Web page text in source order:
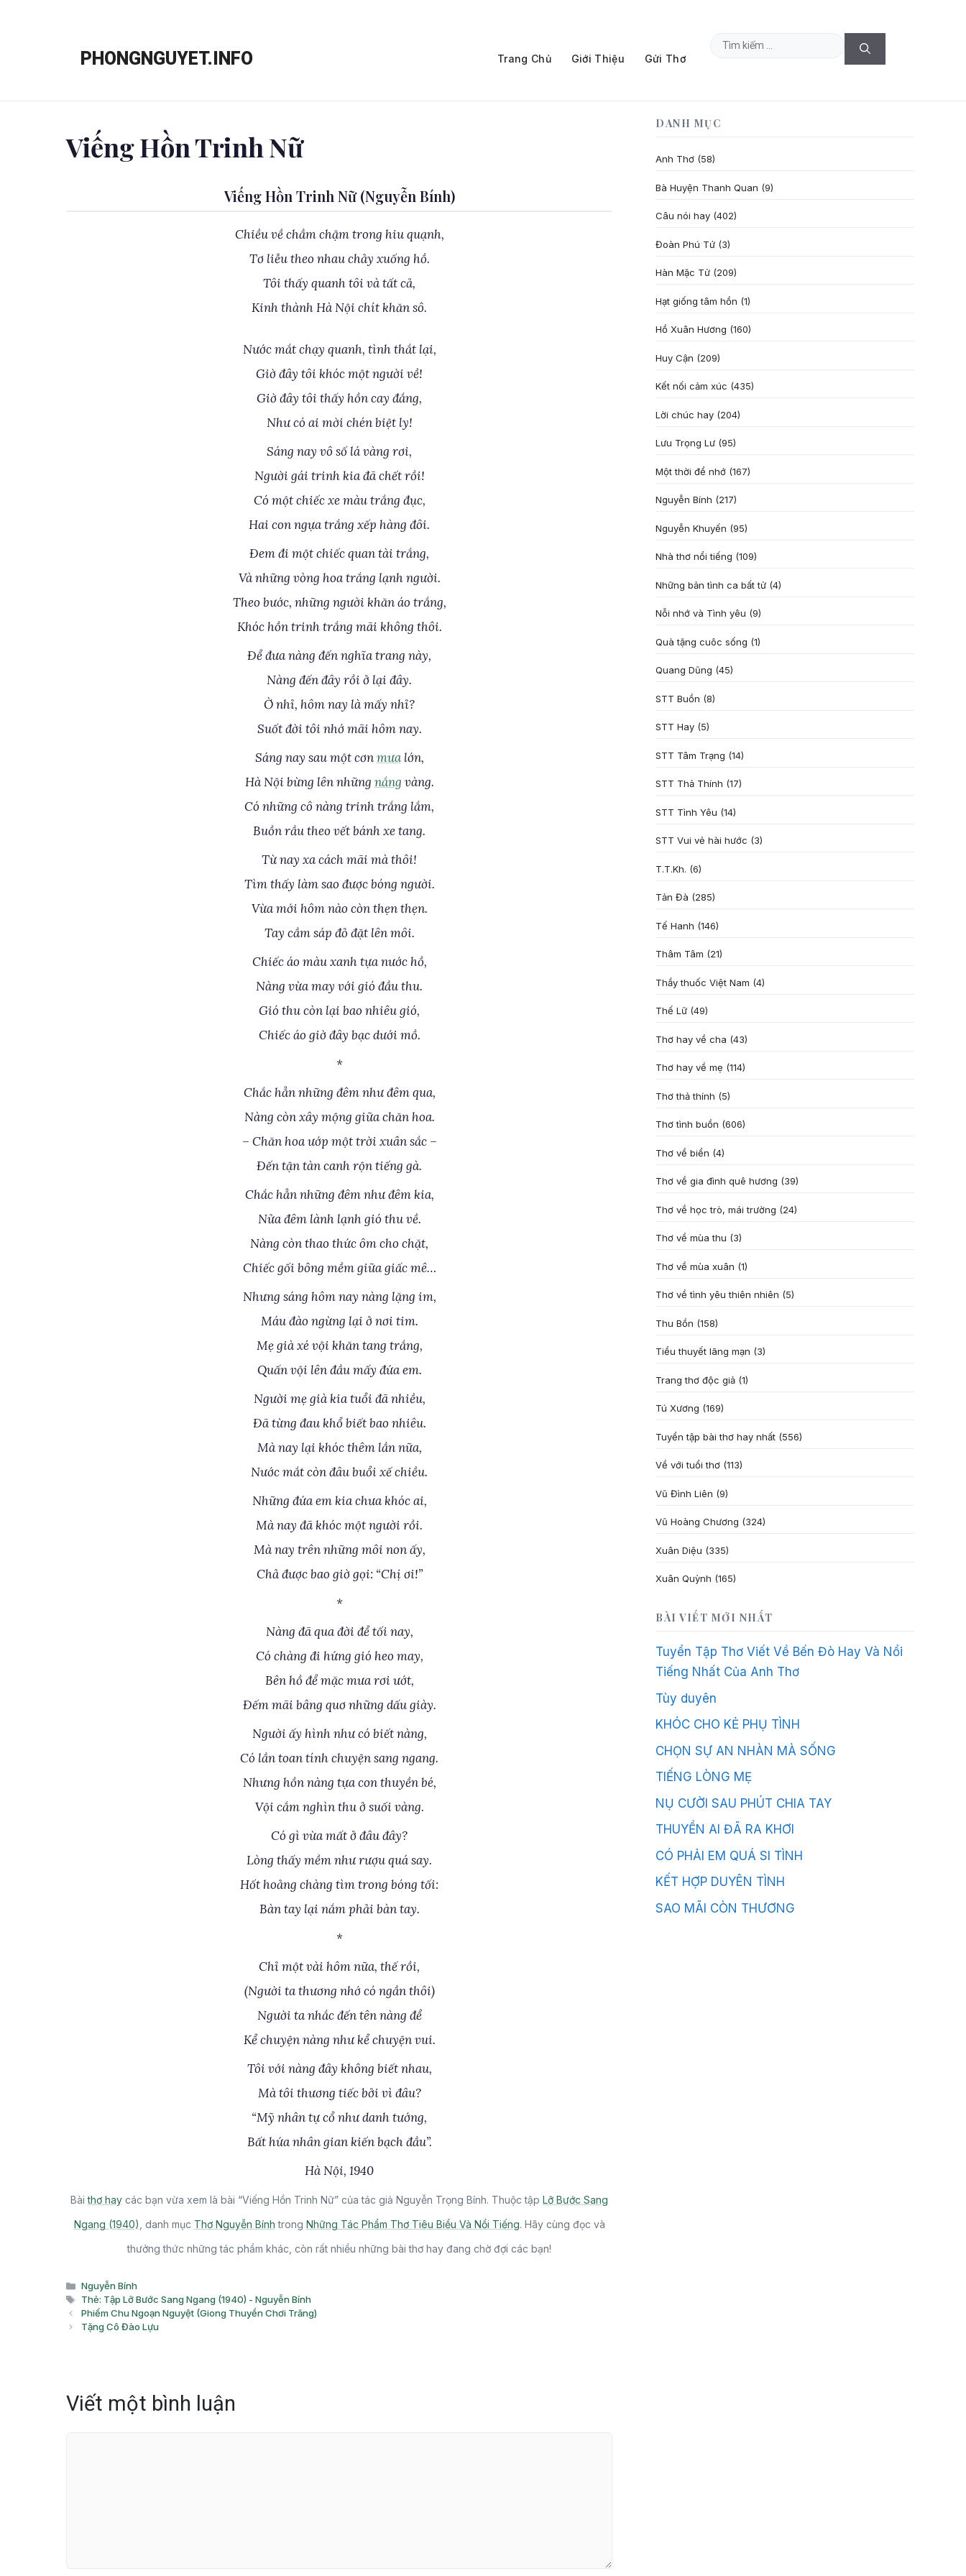
PHONGNGUYET.INFO Trang Chủ Giới Thiệu Gửi Thơ
Tìm
Viếng Hồn Trinh Nữ
Viếng Hồn Trinh Nữ (Nguyễn Bính)
Chiều về chầm chậm trong hiu quạnh,
Tơ liễu theo nhau chảy xuống hồ.
Tôi thấy quanh tôi và tất cả,
Kinh thành Hà Nội chít khăn sô.
Nước mắt chạy quanh, tình thắt lại,
Giờ đây tôi khóc một người về!
Giờ đây tôi thấy hồn cay đắng,
Như có ai mời chén biệt ly!
Sáng nay vô số lá vàng rơi,
Người gái trinh kia đã chết rồi!
Có một chiếc xe màu trắng đục,
Hai con ngựa trắng xếp hàng đôi.
Đem đi một chiếc quan tài trắng,
Và những vòng hoa trắng lạnh người.
Theo bước, những người khăn áo trắng,
Khóc hồn trinh trắng mãi không thôi.
Để đưa nàng đến nghĩa trang này,
Nàng đến đây rồi ở lại đây.
Ờ nhỉ, hôm nay là mấy nhỉ?
Suốt đời tôi nhớ mãi hôm nay.
Sáng nay sau một cơnmưalớn,
Hà Nội bừng lên những nắng vàng.
Có những cô nàng trinh trắng lắm,
Buồn rầu theo vết bánh xe tang.
Từ nay xa cách mãi mà thôi!
Tìm thấy làm sao được bóng người.
Vừa mới hôm nào còn thẹn thẹn.
Tay cầm sáp đỏ đặt lên môi.
Chiếc áo màu xanh tựa nước hồ,
Nàng vừa may với gió đầu thu.
Gió thu còn lại bao nhiêu gió,
Chiếc áo giờ đây bạc dưới mồ.
*
Chắc hẳn những đêm như đêm qua,
Nàng còn xây mộng giữa chăn hoa.
– Chăn hoa ướp một trời xuân sắc –
Đến tận tàn canh rộn tiếng gà.
Chắc hẳn những đêm như đêm kia,
Nửa đêm lành lạnh gió thu về.
Nàng còn thao thức ôm cho chặt,
Chiếc gối bông mềm giữa giấc mê…
Nhưng sáng hôm nay nàng lặng im,
Máu đào ngừng lại ở nơi tim.
Mẹ già xé vội khăn tang trắng,
Quấn vội lên đầu mấy đứa em.
Người mẹ già kia tuổi đã nhiều,
Đã từng đau khổ biết bao nhiêu.
Mà nay lại khóc thêm lần nữa,
Nước mắt còn đâu buổi xế chiều.
Những đứa em kia chưa khóc ai,
Mà nay đã khóc một người rồi.
Mà nay trên những môi non ấy,
Chả được bao giờ gọi: “Chị ơi!”
*
Nàng đã qua đời để tối nay,
Có chàng đi hứng gió heo may,
Bên hồ để mặc mưa rơi ướt,
Đếm mãi bâng quơ những dấu giày.
Người ấy hình như có biết nàng,
Có lần toan tính chuyện sang ngang.
Nhưng hồn nàng tựa con thuyền bé,
Vội cắm nghìn thu ở suối vàng.
Có gì vừa mất ở đâu đây?
Lòng thấy mềm như rượu quá say.
Hốt hoảng chàng tìm trong bóng tối:
Bàn tay lại nắm phải bàn tay.
*
Chỉ một vài hôm nữa, thế rồi,
(Người ta thương nhớ có ngần thôi)
Người ta nhắc đến tên nàng để
Kể chuyện nàng như kể chuyện vui.
Tôi với nàng đây không biết nhau,
Mà tôi thương tiếc bởi vì đâu?
“Mỹ nhân tự cổ như danh tướng,
Bất hứa nhân gian kiến bạch đầu”.
Hà Nội, 1940
Bàithơ hay các bạn vừa xem là bài “Viếng Hồn Trinh Nữ” của tác giả Nguyễn Trọng Bính. Thuộc tập Lỡ Bước Sang
Ngang (1940) , danh mục Thơ Nguyễn Bính trong Những Tác Phẩm Thơ Tiêu Biểu Và Nổi Tiếng. Hãy cùng đọc và
thưởng thức những tác phẩm khác, còn rất nhiều những bài thơ hay đang chờ đợi các bạn!
Danh
mục
Nguyễn Bính
Thẻ
Thẻ: Tập Lỡ Bước Sang Ngang (1940) - Nguyễn Bính
Phiếm Chu Ngoạn Nguyệt (Giong Thuyền Chơi Trăng)
Tặng Cô Đào Lựu
Viết một bình luận
DANH MỤC
Anh Thơ (58)
Bà Huyện Thanh Quan (9)
Câu nói hay (402)
Đoàn Phú Tứ (3)
Hàn Mặc Tử (209)
Hạt giống tâm hồn (1)
Hồ Xuân Hương (160)
Huy Cận (209)
Kết nối cảm xúc (435)
Lời chúc hay (204)
Lưu Trọng Lư (95)
Một thời để nhớ (167)
Nguyễn Bính (217)
Nguyễn Khuyến (95)
Nhà thơ nổi tiếng (109)
Những bản tình ca bất tử (4)
Nỗi nhớ và Tình yêu (9)
Quà tặng cuôc sống (1)
Quang Dũng (45)
STT Buồn (8)
STT Hay (5)
STT Tâm Trạng (14)
STT Thả Thính (17)
STT Tình Yêu (14)
STT Vui vẻ hài hước (3)
T.T.Kh. (6)
Tản Đà (285)
Tế Hanh (146)
Thâm Tâm (21)
Thầy thuốc Việt Nam (4)
Thế Lữ (49)
Thơ hay về cha (43)
Thơ hay về mẹ (114)
Thơ thả thính (5)
Thơ tình buồn (606)
Thơ về biển (4)
Thơ về gia đình quê hương (39)
Thơ về học trò, mái trường (24)
Thơ về mùa thu (3)
Thơ về mùa xuân (1)
Thơ về tình yêu thiên nhiên (5)
Thu Bồn (158)
Tiểu thuyết lãng mạn (3)
Trang thơ độc giả (1)
Tú Xương (169)
Tuyển tập bài thơ hay nhất (556)
Về với tuổi thơ (113)
Vũ Đình Liên (9)
Vũ Hoàng Chương (324)
Xuân Diệu (335)
Xuân Quỳnh (165)
BÀI VIẾT MỚI NHẤT
Tuyển Tập Thơ Viết Về Bến Đò Hay Và Nổi
Tiếng Nhất Của Anh Thơ
Tùy duyên
KHÓC CHO KẺ PHỤ TÌNH
CHỌN SỰ AN NHÀN MÀ SỐNG
TIẾNG LÒNG MẸ
NỤ CƯỜI SAU PHÚT CHIA TAY
THUYỀN AI ĐÃ RA KHƠI
CÓ PHẢI EM QUÁ SI TÌNH
KẾT HỢP DUYÊN TÌNH
SAO MÃI CÒN THƯƠNG